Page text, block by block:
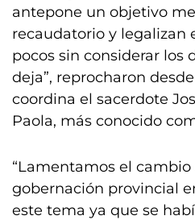
antepone un objetivo
recaudatorio y legalizan
pocos sin considerar los
deja”, reprocharon
coordina el sacerdote
Paola, más conocido
“Lamentamos el cambio
gobernación provincial
este tema ya que se